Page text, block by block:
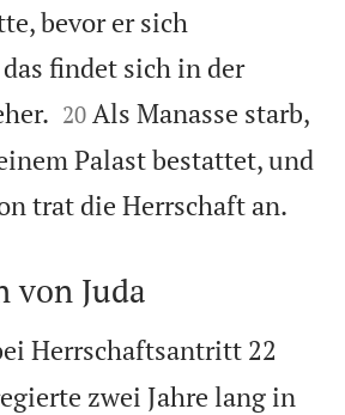
bevor er sich
findet sich in der


20 Als Manasse starb,
Palast bestattet, und
trat die Herrschaft an.
von Juda
Herrschaftsantritt 22
zwei Jahre lang in